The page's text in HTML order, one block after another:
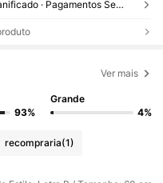
Reenviar se o item estiver perdido/danificado · Pagamentos Seguros · Proteção de privacidade
Ver mais
93%
Grande
4%
recompraria(1)